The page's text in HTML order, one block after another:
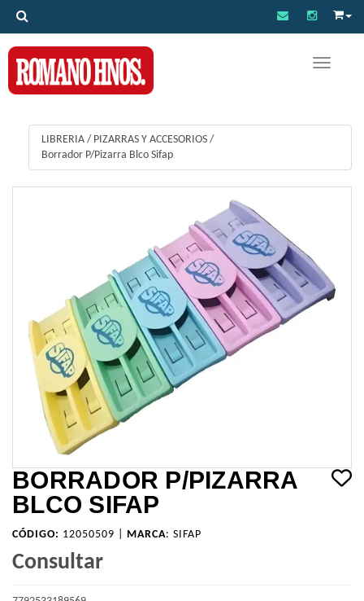
Toggle
LIBRERIA / PIZARRAS Y ACCESORIOS /
Borrador P/Pizarra Blco Sifap
BORRADOR P/PIZARRA
BLCO SIFAP
CÓDIGO: 12050509 | MARCA: SIFAP
Consultar